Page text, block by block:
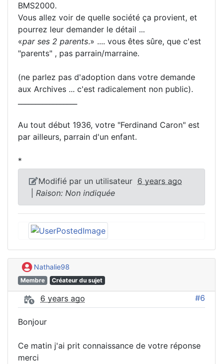
BMS2000.
Vous allez voir de quelle société ça provient, et
pourrez leur demander le détail ...
«par ses 2 parents.» .... vous êtes sûre, que c'est
"parents" , pas parrain/marraine.
(ne parlez pas d'adoption dans votre demande
aux Archives ... c'est radicalement non public).
Au tout début 1936, votre "Ferdinand Caron" est
par ailleurs, parrain d'un enfant.
*
Modifié par un utilisateur 6 years ago
Raison: Non indiquée
Nathalie98
Membre Créateur du sujet
6 years ago #6
Bonjour
Ce matin j'ai prit connaissance de votre réponse
merci